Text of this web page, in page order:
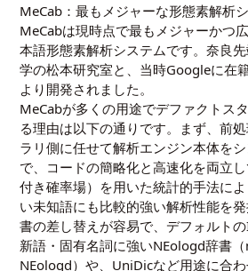
MeCab：最もメジャーな形態素解析
MeCabは現時点で最もメジャーかつ
本語形態素解析システムです。奈良
学の松本研究室と、当時Googleに在
より開発されました。
MeCabが多くの用途でデファクトス
る理由は以下の通りです。まず、前
ラリ側に任せて解析エンジン本体を
で、コードの簡略化と高速化を両立
付き確率場）を用いた統計的手法に
い未知語にも比較的強い解析性能を
書の差し替えが容易で、デフォルトの
新語・固有名詞に強いNEologd辞書
NEologd）や、UniDicなど用途に合